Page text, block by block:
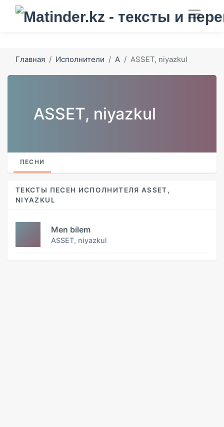
Главная Исполнители A ASSET, niyazkul
ASSET, niyazkul
ПЕСНИ
ТЕКСТЫ ПЕСЕН ИСПОЛНИТЕЛЯ ASSET,
NIYAZKUL
Men bilem
ASSET, niyazkul